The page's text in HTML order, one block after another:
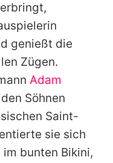
genießt die
Zügen.
Adam
Söhnen
Saint-
sie sich
bunten Bikini,